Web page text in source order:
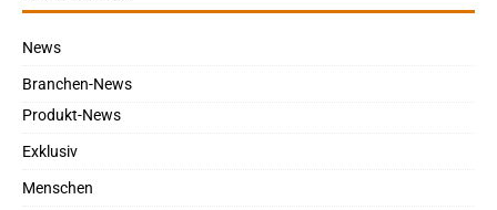
News
Branchen-News
Produkt-News
Exklusiv
Menschen